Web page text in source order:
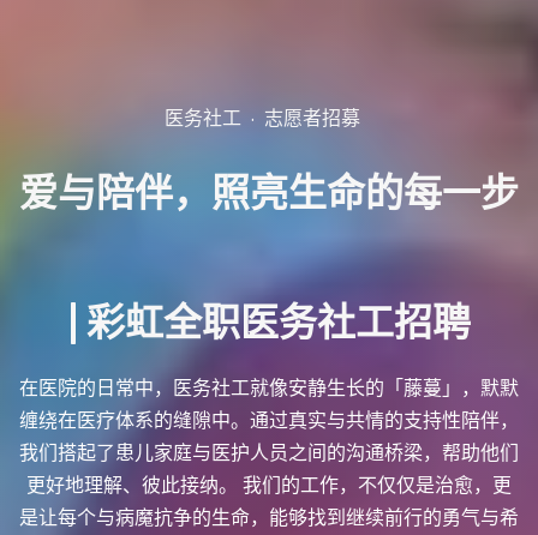
Post
医务社工 志愿者招募
爱与 陪伴， 照亮生命的每一步
彩虹全职医务社工招聘
在医院的日常中，医务社工就像安静生长的「藤蔓」，默默
缠绕在医疗体系的缝隙中。通过真实与共情的支持性陪伴，
我们搭起了患儿家庭与医护人员之间的沟通桥梁，帮助他们
更好地理解、彼此接纳。 我们的工作，不仅仅是治愈，更
是让每个与病魔抗争的生命，能够找到继续前行的勇气与希